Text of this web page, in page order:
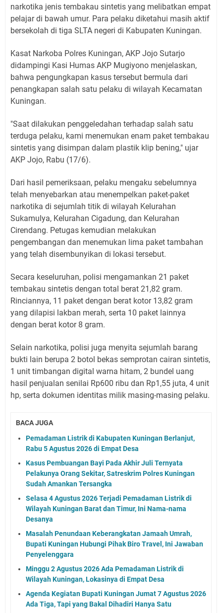
2026 Ada Tiga, Tapi yang Bakal Dihadiri Hanya Satu
Ini Empat Lokasi Samsat Keliling Kuningan Jumat 7
Agustus 2026
narkotika jenis tembakau sintetis yang melibatkan empat
pelajar di bawah umur. Para pelaku diketahui masih aktif
bersekolah di tiga SLTA negeri di Kabupaten Kuningan.
Kasat Narkoba Polres Kuningan, AKP Jojo Sutarjo
didampingi Kasi Humas AKP Mugiyono menjelaskan,
bahwa pengungkapan kasus tersebut bermula dari
penangkapan salah satu pelaku di wilayah Kecamatan
Kuningan.
"Saat dilakukan penggeledahan terhadap salah satu
terduga pelaku, kami menemukan enam paket tembakau
sintetis yang disimpan dalam plastik klip bening," ujar
AKP Jojo, Rabu (17/6).
Dari hasil pemeriksaan, pelaku mengaku sebelumnya
telah menyebarkan atau menempelkan paket-paket
narkotika di sejumlah titik di wilayah Kelurahan
Sukamulya, Kelurahan Cigadung, dan Kelurahan
Cirendang. Petugas kemudian melakukan
pengembangan dan menemukan lima paket tambahan
yang telah disembunyikan di lokasi tersebut.
Secara keseluruhan, polisi mengamankan 21 paket
tembakau sintetis dengan total berat 21,82 gram.
Rinciannya, 11 paket dengan berat kotor 13,82 gram
yang dilapisi lakban merah, serta 10 paket lainnya
dengan berat kotor 8 gram.
Selain narkotika, polisi juga menyita sejumlah barang
bukti lain berupa 2 botol bekas semprotan cairan sintetis,
1 unit timbangan digital warna hitam, 2 bundel uang
hasil penjualan senilai Rp600 ribu dan Rp1,55 juta, 4 unit
hp, serta dokumen identitas milik masing-masing pelaku.
BACA JUGA
Pemadaman Listrik di Kabupaten Kuningan Berlanjut,
Rabu 5 Agustus 2026 di Empat Desa
Kasus Pembuangan Bayi Pada Akhir Juli Ternyata
Pelakunya Orang Sekitar, Satreskrim Polres Kuningan
Sudah Amankan Tersangka
Selasa 4 Agustus 2026 Terjadi Pemadaman Listrik di
Wilayah Kuningan Barat dan Timur, Ini Nama-nama
Desanya
Masalah Penundaan Keberangkatan Jamaah Umrah,
Bupati Kuningan Hubungi Pihak Biro Travel, Ini Jawaban
Penyelenggara
Minggu 2 Agustus 2026 Ada Pemadaman Listrik di
Wilayah Kuningan, Lokasinya di Empat Desa
Agenda Kegiatan Bupati Kuningan Jumat 7 Agustus 2026
Ada Tiga, Tapi yang Bakal Dihadiri Hanya Satu